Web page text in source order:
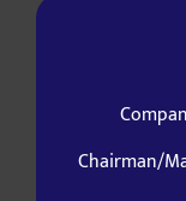
Chairman/